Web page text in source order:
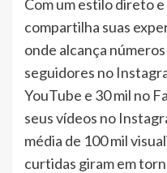
Com um estilo direto
compartilha suas
onde alcança
seguidores no
YouTube e 30 mil no
seus vídeos no
média de 100 mil
curtidas giram em